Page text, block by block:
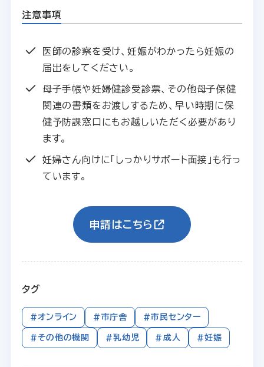
注意事項
医師の診察を受け、妊娠がわかったら妊娠の
届出をしてください。
母子手帳や妊婦健診受診票、その他母子保健
関連の書類をお渡しするため、早い時期に保
健予防課窓口にもお越しいただく必要があり
ます。
妊婦さん向けに「しっかりサポート面接」も行っ
ています。
申請はこちら
タグ
#オンライン #市庁舎 #市民センター
#その他の機関 #乳幼児 #成人 #妊娠